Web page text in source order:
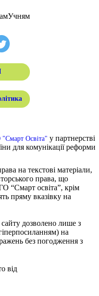
Учням
Освіта" у партнерстві
для комунікації реформи
на текстові матеріали,
права, що
“Смарт освіта”, крім
пряму вказівку на
дозволено лише з
на
без погодження з
від